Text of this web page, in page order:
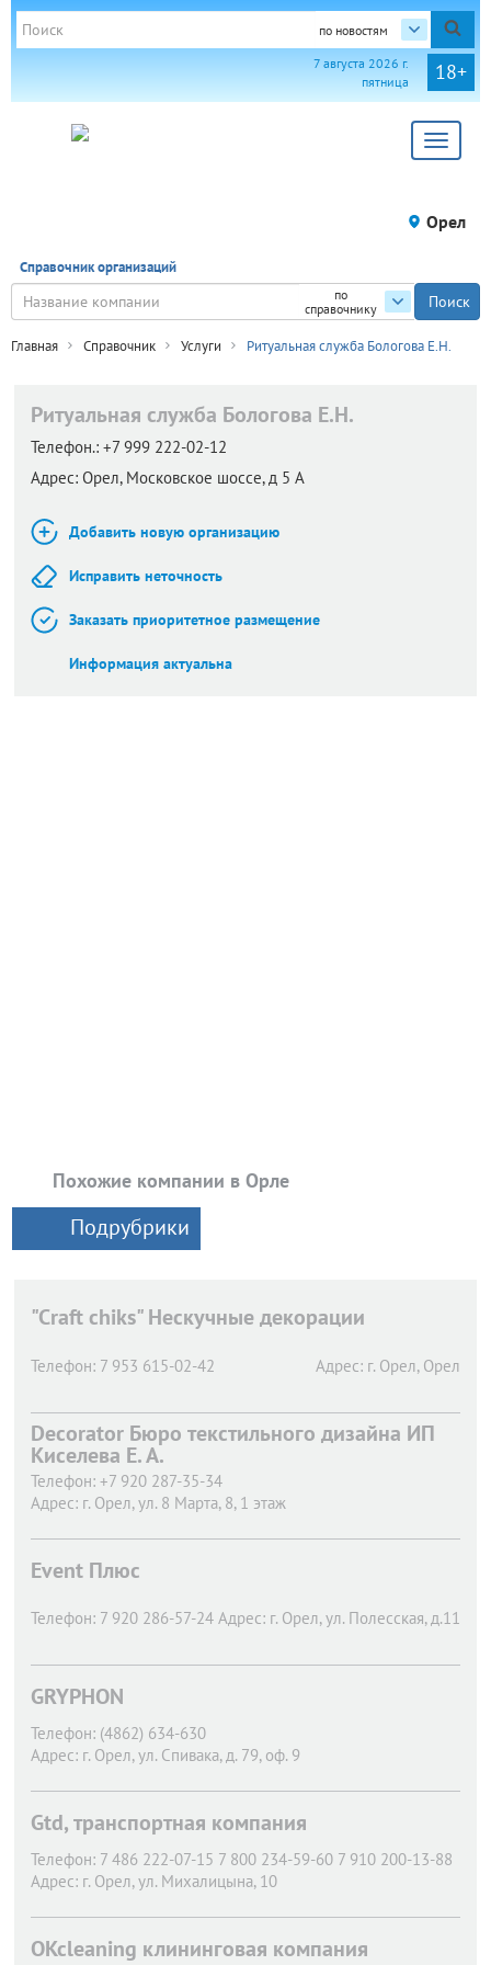
по новостям
18+
7 августа 2026 г.
пятница
Toggle
Орел
Справочник организаций
по
справочнику
Главная Справочник Услуги Ритуальная служба Бологова Е.Н.
Ритуальная служба Бологова Е.Н.
Телефон.: +7 999 222-02-12
Адрес: Орел, Московское шоссе, д 5 А
Добавить новую организацию
Исправить неточность
Заказать приоритетное размещение
Информация актуальна
Похожие компании в Орле
Подрубрики
"Craft chiks" Нескучные декорации
Телефон: 7 953 615-02-42 Адрес: г. Орел, Орел
Decorator Бюро текстильного дизайна ИП
Киселева Е. А.
Телефон: +7 920 287-35-34
Адрес: г. Орел, ул. 8 Марта, 8, 1 этаж
Event Плюс
Телефон: 7 920 286-57-24 Адрес: г. Орел, ул. Полесская, д.11
GRYPHON
Телефон: (4862) 634-630
Адрес: г. Орел, ул. Спивака, д. 79, оф. 9
Gtd, транспортная компания
Телефон: 7 486 222-07-15 7 800 234-59-60 7 910 200-13-88
Адрес: г. Орел, ул. Михалицына, 10
OKcleaning клининговая компания